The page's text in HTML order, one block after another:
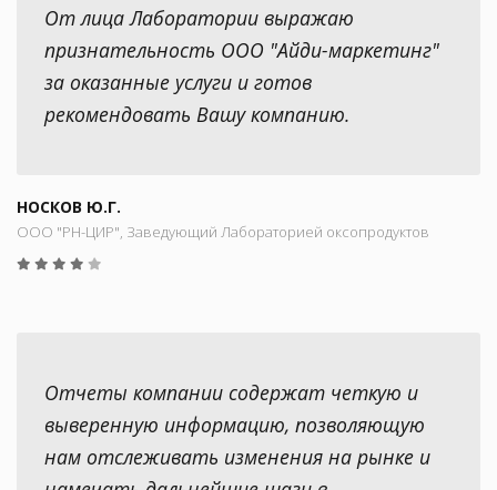
От лица Лаборатории выражаю
признательность ООО "Айди-маркетинг"
за оказанные услуги и готов
рекомендовать Вашу компанию.
НОСКОВ Ю.Г.
ООО "РН-ЦИР", Заведующий Лабораторией оксопродуктов
Отчеты компании содержат четкую и
выверенную информацию, позволяющую
нам отслеживать изменения на рынке и